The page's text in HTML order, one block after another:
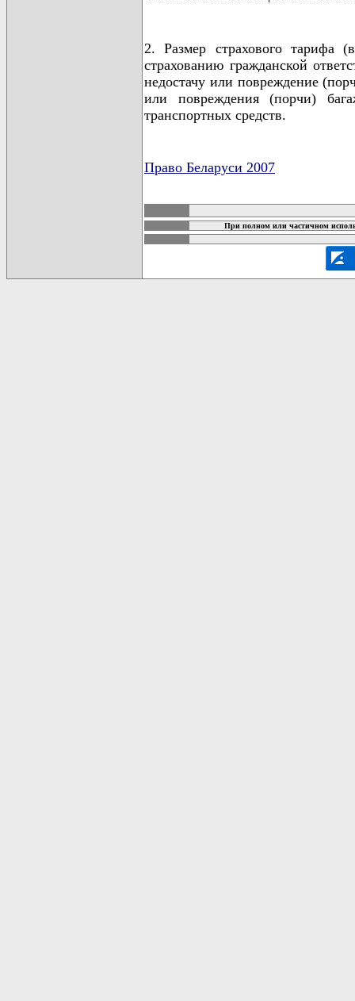
2. Размер страхового тарифа
страхованию гражданской
недостачу или повреждение
или повреждения (порчи)
транспортных средств.
Право Беларуси 2007
При полном или частичном